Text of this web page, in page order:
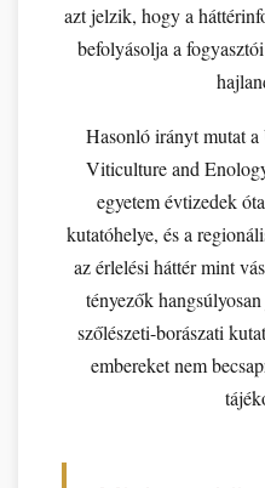
azt jelzik, hogy a
befolyásolja a
Hasonló irányt mutat
Viticulture and
egyetem évtizedek
kutatóhelye, és a
az érlelési háttér mint
tényezők
szőlészeti-borászati
embereket nem